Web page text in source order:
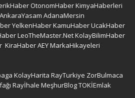
OtonomHaberKimyaHaberleri
AnkaraYasam AdanaMersin
YelkenHaberKamuHaberUcakHaber
LeoTheMaster.NetKolayBilimHaber
KiraHaberAEYMarkaHikayeleri
KolayHarita RayTurkiye ZorBulmaca
Rayİhale MeşhurBlogTOKİEmlak